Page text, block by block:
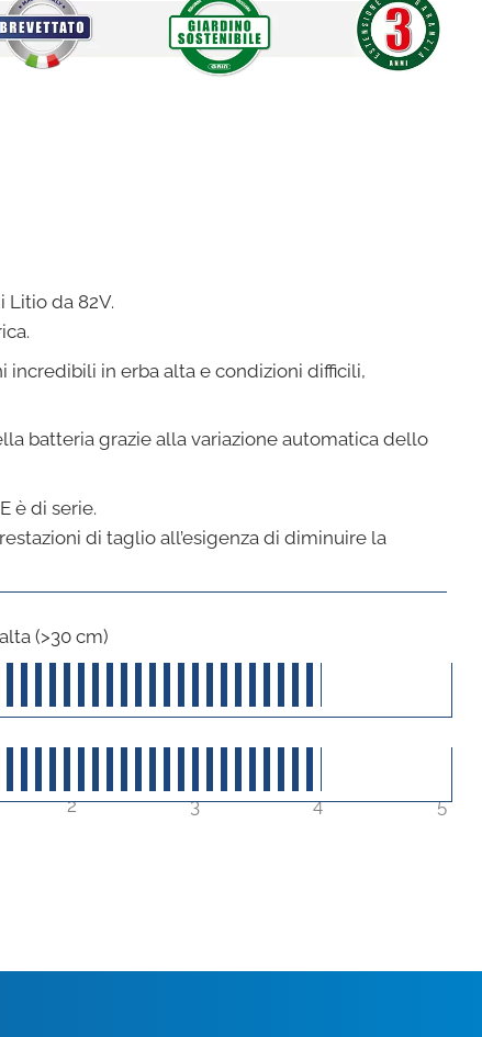
da 82V.
incredibili in erba alta e condizioni difficili,
batteria grazie alla variazione automatica dello
è di serie.
di taglio all’esigenza di diminuire la
(>30 cm)
2 3 4 5